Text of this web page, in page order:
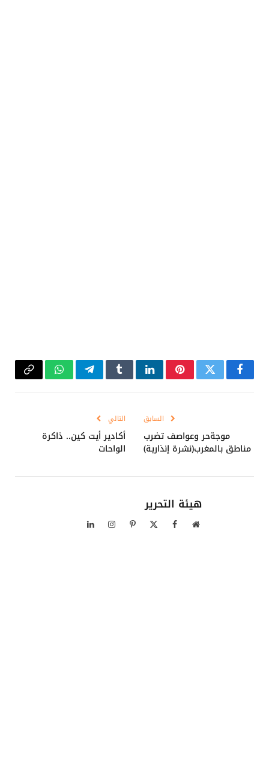
فيسبوكتويتر بينتيريستلينكدإنTumblrتيلقرامواتسابCopy
السابق
موجةحر وعواصف تضرب
مناطق بالمغرب(نشرة إنذارية)
التالي
أكادير أيت كين.. ذاكرة
الواحات
هيئة التحرير
موقع فيسبوك بينتيريستالانستغراملينكدإن